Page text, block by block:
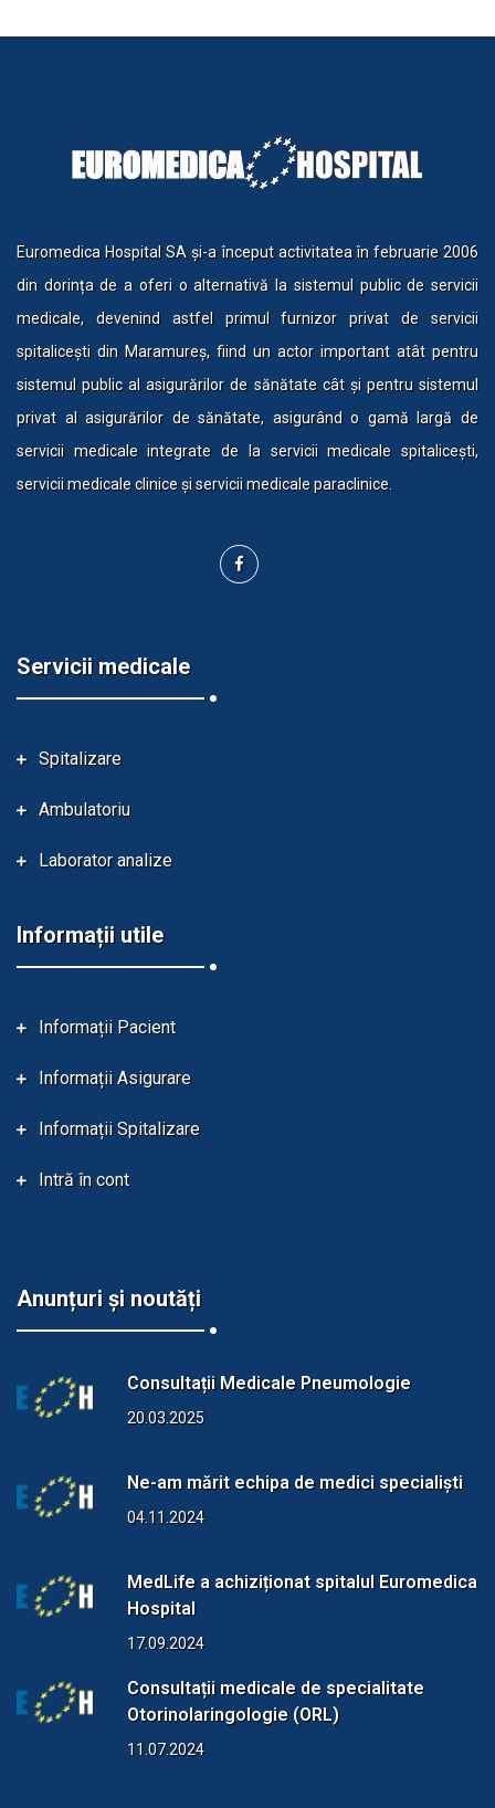
Euromedica Hospital SA și-a început activitatea în februarie 2006
din dorința de a oferi o alternativă la sistemul public de servicii
medicale, devenind astfel primul furnizor privat de servicii
spitalicești din Maramureș, fiind un actor important atât pentru
sistemul public al asigurărilor de sănătate cât și pentru sistemul
privat al asigurărilor de sănătate, asigurând o gamă largă de
servicii medicale integrate de la servicii medicale spitalicești,
servicii medicale clinice și servicii medicale paraclinice.
Servicii medicale
Spitalizare
Ambulatoriu
Laborator analize
Informații utile
Informații Pacient
Informații Asigurare
Informații Spitalizare
Intră în cont
Anunțuri și noutăți
Consultații Medicale Pneumologie
20.03.2025
Ne-am mărit echipa de medici specialiști
04.11.2024
MedLife a achiziționat spitalul Euromedica
Hospital
17.09.2024
Consultații medicale de specialitate
Otorinolaringologie (ORL)
11.07.2024